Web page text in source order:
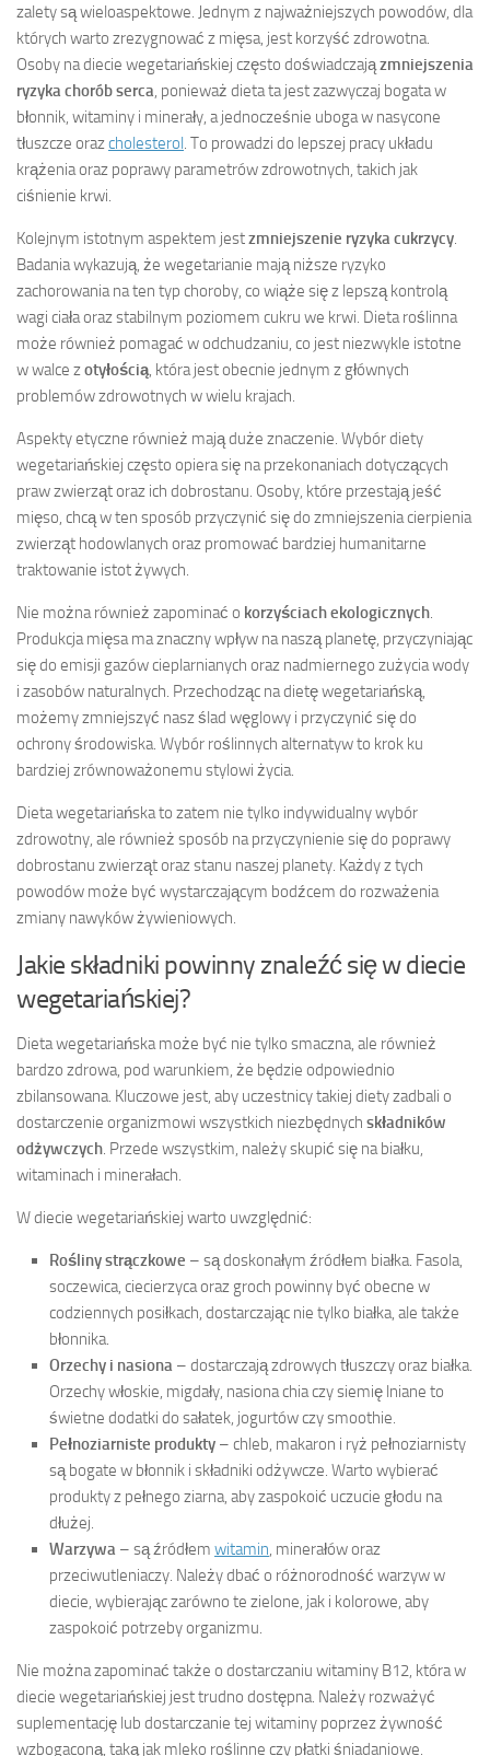
zalety są wieloaspektowe. Jednym z najważniejszych powodów, dla
których warto zrezygnować z mięsa, jest korzyść zdrowotna.
Osoby na diecie wegetariańskiej często doświadczajązmniejszenia
ryzyka chorób serca, ponieważ dieta ta jest zazwyczaj bogata w
błonnik, witaminy i minerały, a jednocześnie uboga w nasycone
tłuszcze orazcholesterol. To prowadzi do lepszej pracy układu
krążenia oraz poprawy parametrów zdrowotnych, takich jak
ciśnienie krwi.
Kolejnym istotnym aspektem jestzmniejszenie ryzyka cukrzycy.
Badania wykazują, że wegetarianie mają niższe ryzyko
zachorowania na ten typ choroby, co wiąże się z lepszą kontrolą
wagi ciała oraz stabilnym poziomem cukru we krwi. Dieta roślinna
może również pomagać w odchudzaniu, co jest niezwykle istotne
w walce zotyłością, która jest obecnie jednym z głównych
problemów zdrowotnych w wielu krajach.
Aspekty etyczne również mają duże znaczenie. Wybór diety
wegetariańskiej często opiera się na przekonaniach dotyczących
praw zwierząt oraz ich dobrostanu. Osoby, które przestają jeść
mięso, chcą w ten sposób przyczynić się do zmniejszenia cierpienia
zwierząt hodowlanych oraz promować bardziej humanitarne
traktowanie istot żywych.
Nie można również zapominać o korzyściach ekologicznych.
Produkcja mięsa ma znaczny wpływ na naszą planetę, przyczyniając
się do emisji gazów cieplarnianych oraz nadmiernego zużycia wody
i zasobów naturalnych. Przechodząc na dietę wegetariańską,
możemy zmniejszyć nasz ślad węglowy i przyczynić się do
ochrony środowiska. Wybór roślinnych alternatyw to krok ku
bardziej zrównoważonemu stylowi życia.
Dieta wegetariańska to zatem nie tylko indywidualny wybór
zdrowotny, ale również sposób na przyczynienie się do poprawy
dobrostanu zwierząt oraz stanu naszej planety. Każdy z tych
powodów może być wystarczającym bodźcem do rozważenia
zmiany nawyków żywieniowych.
Jakie składniki powinny znaleźć się w diecie
wegetariańskiej?
Dieta wegetariańska może być nie tylko smaczna, ale również
bardzo zdrowa, pod warunkiem, że będzie odpowiednio
zbilansowana. Kluczowe jest, aby uczestnicy takiej diety zadbali o
dostarczenie organizmowi wszystkich niezbędnych składników
odżywczych. Przede wszystkim, należy skupić się na białku,
witaminach i minerałach.
W diecie wegetariańskiej warto uwzględnić:
Rośliny strączkowe – są doskonałym źródłem białka. Fasola,
soczewica, ciecierzyca oraz groch powinny być obecne w
codziennych posiłkach, dostarczając nie tylko białka, ale także
błonnika.
Orzechy i nasiona – dostarczają zdrowych tłuszczy oraz białka.
Orzechy włoskie, migdały, nasiona chia czy siemię lniane to
świetne dodatki do sałatek, jogurtów czy smoothie.
Pełnoziarniste produkty – chleb, makaron i ryż pełnoziarnisty
są bogate w błonnik i składniki odżywcze. Warto wybierać
produkty z pełnego ziarna, aby zaspokoić uczucie głodu na
dłużej.
Warzywa – są źródłem witamin, minerałów oraz
przeciwutleniaczy. Należy dbać o różnorodność warzyw w
diecie, wybierając zarówno te zielone, jak i kolorowe, aby
zaspokoić potrzeby organizmu.
Nie można zapominać także o dostarczaniu witaminy B12, która w
diecie wegetariańskiej jest trudno dostępna. Należy rozważyć
suplementację lub dostarczanie tej witaminy poprzez żywność
wzbogaconą, taką jak mleko roślinne czy płatki śniadaniowe.